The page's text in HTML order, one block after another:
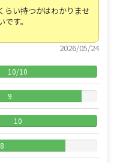
らい持つかはわかりませ
す。
2026/05/24
10/10
9
10
8